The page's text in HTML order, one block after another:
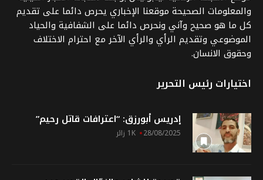
والمعلومات الصحيحة موقعنا الإخباري يحرص دائما على تقديم
كل ما هو صحيح وآني ونحرص دائما على الشفافية والحياد
الموضوعي وتقديم الرأي والرأي الآخر مع احترام الاختلاف
وحقوق الانسان.
اختيارات رئيس التحرير
إدريس أبورزق: “اعترافات قاتل رحيم”
28/08/2025 1K زائر